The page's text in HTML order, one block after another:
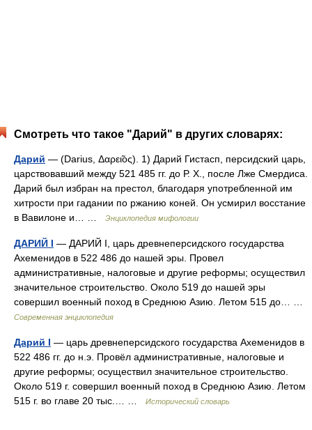
Смотреть что такое "Дарий" в других словарях:
Дарий — (Darius, Δαρει̃ος). 1) Дарий Гистасп, персидский царь,
царствовавший между 521 485 гг. до Р. X., после Лже Смердиса.
Дарий был избран на престол, благодаря употребленной им
хитрости при гадании по ржанию коней. Он усмирил восстание
в Вавилоне и… …
Энциклопедия мифологии
ДАРИЙ I — ДАРИЙ I, царь древнеперсидского государства
Ахеменидов в 522 486 до нашей эры. Провел
административные, налоговые и другие реформы; осуществил
значительное строительство. Около 519 до нашей эры
совершил военный поход в Среднюю Азию. Летом 515 до… …
Современная энциклопедия
Дарий I — царь древнеперсидского государства Ахеменидов в
522 486 гг. до н.э. Провёл административные, налоговые и
другие реформы; осуществил значительное строительство.
Около 519 г. совершил военный поход в Среднюю Азию. Летом
515 г. во главе 20 тыс.… …
Исторический словарь